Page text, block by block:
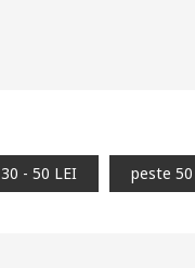
30 - 50 LEI peste